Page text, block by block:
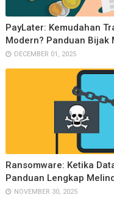
PayLater: Kemudahan
Modern? Panduan Bijak
DECEMBER 01, 2025
Ransomware: Ketika
Panduan Lengkap
NOVEMBER 30, 2025